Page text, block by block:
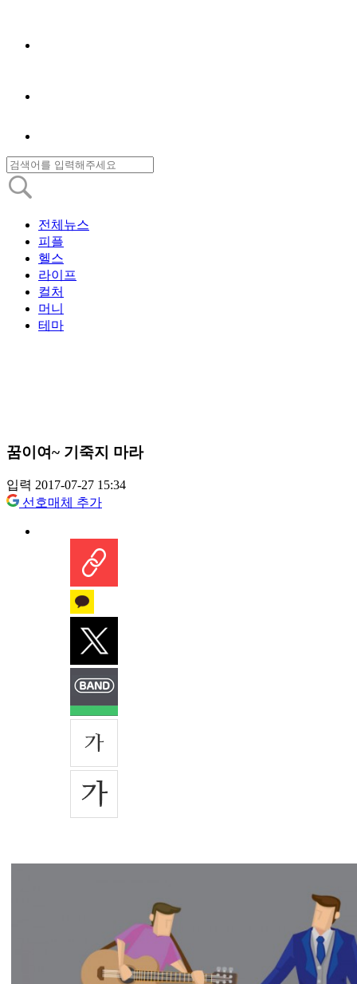
전체뉴스
피플
헬스
라이프
컬처
머니
테마
꿈이여~ 기죽지 마라
입력 2017-07-27 15:34
선호매체 추가